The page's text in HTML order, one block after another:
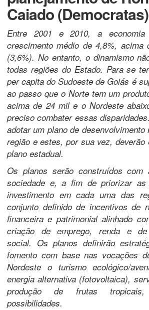
Caiado (Democratas)
Entre 2001 e 2010, a
crescimento médio de 4,8%, acima
(3,6%). No entanto, o dinamismo
todas regiões do Estado. Para se
per capita do Sudoeste de Goiás é
ao passo que o Norte tem um
acima de 24 mil e o Nordeste
preciso combater essas
adotar um plano de desenvolvimento
região e estes, por sua vez, deverão
plano estadual.
Os planos serão construídos com
sociedade e, a fim de priorizar as
investimento em cada uma das
conjunto definido de incentivos de
financeira e patrimonial alinhado
criação de emprego, renda e de
social. Os planos definirão
fomento com base nas vocações
Nordeste o turismo ecológico/
energia alternativa (fotovoltaica),
produção de frutas
possibilidades.